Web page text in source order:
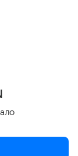
20
помощь